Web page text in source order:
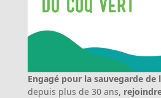
Engagé pour la sauvegarde de
depuis plus de 30 ans,